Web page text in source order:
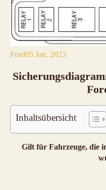
Ford05 Jan. 2023
Inhaltsübersicht
Gilt für Fahrzeuge, die